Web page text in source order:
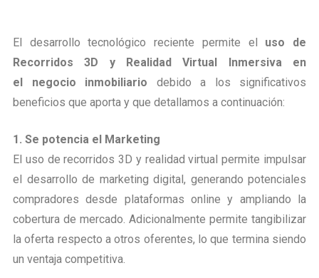
El desarrollo tecnológico reciente permite el uso de
Recorridos 3D y Realidad Virtual Inmersiva en
el negocio inmobiliario debido a los significativos
beneficios que aporta y que detallamos a continuación:
1. Se potencia el Marketing
El uso de recorridos 3D y realidad virtual permite impulsar
el desarrollo de marketing digital, generando potenciales
compradores desde plataformas online y ampliando la
cobertura de mercado. Adicionalmente permite tangibilizar
la oferta respecto a otros oferentes, lo que termina siendo
un ventaja competitiva.